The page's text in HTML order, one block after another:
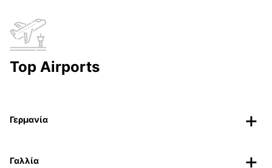
Top Airports
Γερμανία
Γαλλία